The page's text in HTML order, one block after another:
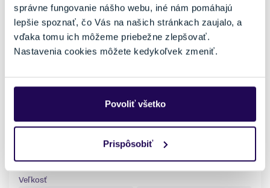
správne fungovanie nášho webu, iné nám pomáhajú
lepšie spoznať, čo Vás na našich stránkach zaujalo, a
vďaka tomu ich môžeme priebežne zlepšovať.
Nastavenia cookies môžete kedykoľvek zmeniť.
Povoliť všetko
Prispôsobiť
Dámská mikina Volcom Tower P/O Fleece Dusty Lavender
Pohlavie
Farba
Fialová
Voľný čas
Mikina
Volcom
Veľkosť